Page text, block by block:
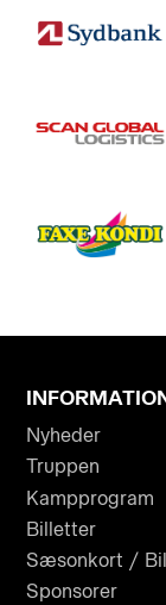
Nyheder
Truppen
Kampprogram
Billetter
Sæsonkort /
Sponsorer